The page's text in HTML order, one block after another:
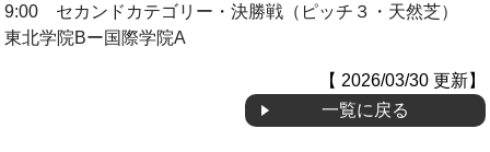
9:00 セカンドカテゴリー・決勝戦 （ピッチ３・天然芝）
東北学院Bー国際学院A
【 2026/03/30 更新】
一覧に戻る